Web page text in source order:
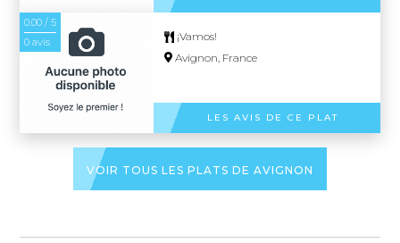
0.00 / 5
0 avis
¡Vamos!
Avignon, France
LES AVIS DE CE PLAT
VOIR TOUS LES PLATS DE AVIGNON